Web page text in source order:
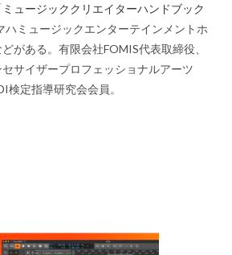
ミュージッククリエイターハンドブック
ハミュージックエンターテインメントホ
がある。有限会社FOMIS代表取締役、
サイザープロフェッショナルアーツ
検定指導研究会会員。